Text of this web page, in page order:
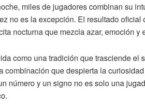
miles de jugadores combinan su
no es la excepción. El resultado oficial
nocturna que mezcla azar, emoción y
como una tradición que trasciende el
combinación que despierta la
número y un signo no es solo una